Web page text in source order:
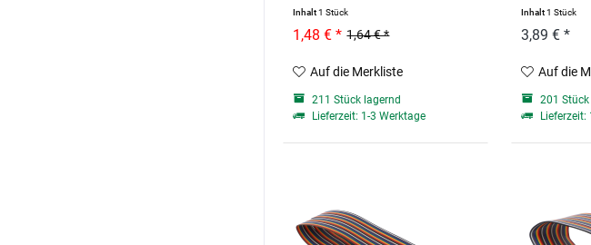
Inhalt1 Stück
1,64 € *
1,48 € *
Auf die Merkliste
211 Stück lagernd
Lieferzeit: 1-3 Werktage
Inhalt1 Stück
3,89 € *
Auf die
201 Stück
Lieferzeit: